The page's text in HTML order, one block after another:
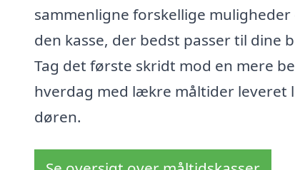
sammenligne forskellige
den kasse, der bedst passer til dine
Tag det første skridt mod en mere
hverdag med lækre måltider leveret
døren.